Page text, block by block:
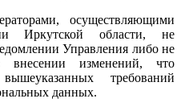
осуществляющими
Иркутской области, не
Управления либо не
внесении изменений, что
требований
данных.